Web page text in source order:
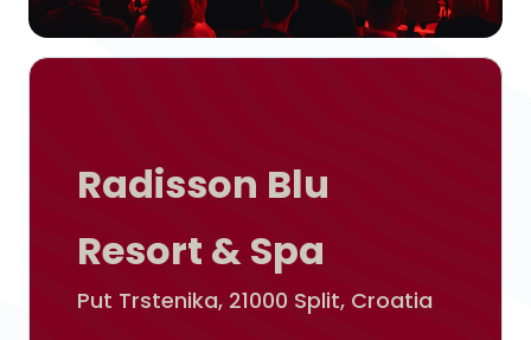
Radisson Blu
Resort & Spa
Put Trstenika, 21000 Split, Croatia